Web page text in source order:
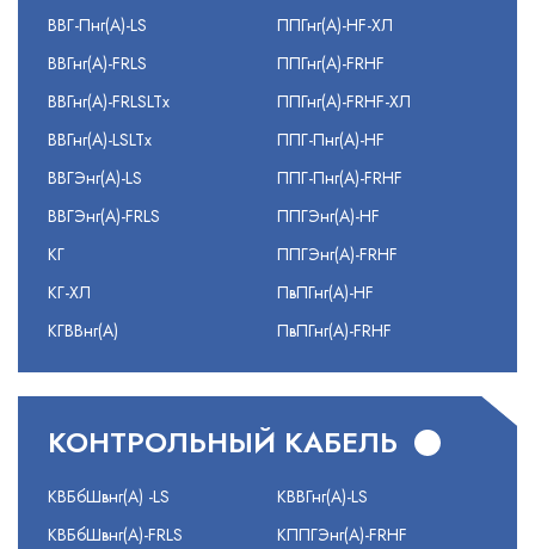
ВВГ-Пнг(А)-LS
ВВГнг(А)-FRLS
ВВГнг(А)-FRLSLTx
ВВГнг(А)-LSLTx
ВВГЭнг(А)-LS
ВВГЭнг(А)-FRLS
КГ
КГ-ХЛ
КГВВнг(А)
ППГнг(А)-HF-ХЛ
ППГнг(А)-FRHF
ППГнг(А)-FRHF-ХЛ
ППГ-Пнг(А)-HF
ППГ-Пнг(А)-FRHF
ППГЭнг(А)-HF
ППГЭнг(А)-FRHF
ПвПГнг(А)-HF
ПвПГнг(А)-FRHF
КОНТРОЛЬНЫЙ КАБЕЛЬ
КВБбШвнг(А) -LS
КВБбШвнг(А)-FRLS
КВВГнг(А)-LS
КППГЭнг(А)-FRHF